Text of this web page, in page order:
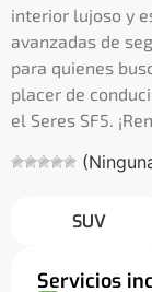
interior lujoso y
avanzadas de
para quienes
placer de
el Seres SF5.
SUV
Servicios